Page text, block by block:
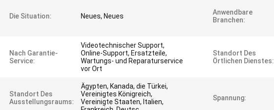
Die Situation: Neues, Neues
Anwendbare
Branchen:
Nach Garantie-
Service:
Videotechnischer Support,
Online-Support, Ersatzteile,
Wartungs- und Reparaturservice
vor Ort
Standort Des
Örtlichen Dienstes:
Standort Des
Ausstellungsraums:
Ägypten, Kanada, die Türkei,
Vereinigtes Königreich,
Vereinigte Staaten, Italien,
Spannung: